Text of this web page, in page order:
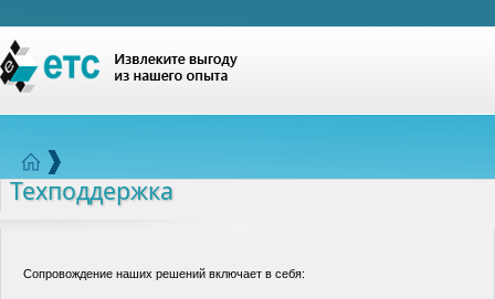
Техподдержка
Сопровождение наших решений включает в себя: